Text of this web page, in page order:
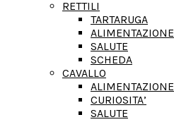
RETTILI
TARTARUGA
ALIMENTAZIONE
SALUTE
SCHEDA
CAVALLO
ALIMENTAZIONE
CURIOSITA’
SALUTE